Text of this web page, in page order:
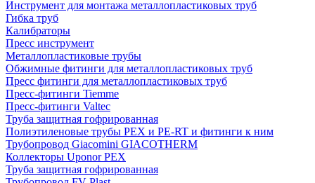
Инструмент для монтажа металлопластиковых труб
Гибка труб
Калибраторы
Пресс инструмент
Металлопластиковые трубы
Обжимные фитинги для металлопластиковых труб
Пресс фитинги для металлопластиковых труб
Пресс-фитинги Tiemme
Пресс-фитинги Valtec
Труба защитная гофрированная
Полиэтиленовые трубы PEX и PE-RT и фитинги к ним
Трубопровод Giacomini GIACOTHERM
Коллекторы Uponor PEX
Труба защитная гофрированная